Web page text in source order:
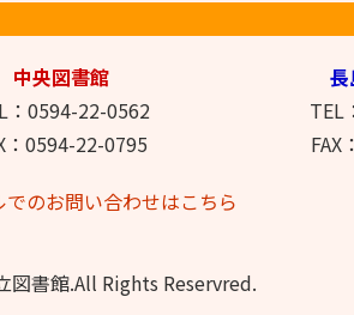
中央図書館
：0594-22-0562
：0594-22-0795
TEL
FAX
のお問い合わせはこちら
図書館.All Rights Reservred.